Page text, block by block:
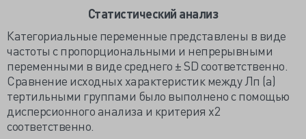
Статистический анализ
Категориальные переменные представлены в виде
частоты с пропорциональными и непрерывными
переменными в виде среднего ± SD соответственно.
Сравнение исходных характеристик между Лп (a)
тертильными группами было выполнено с помощью
дисперсионного анализа и критерия χ2
соответственно.